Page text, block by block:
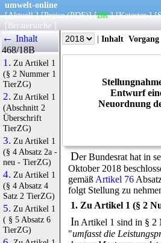
umwelt-online
[Aktuell] [Preise (PDF)] [BR] [Kataster] [
[ Beratersuche ]
|Info | Inhalt Vorgang
Entwurf
Neuordnung
Der Bundesrat hat in
Oktober 2018
gemäßArtikel 76
folgt Stellung zu
1. Zu Artikel 1 (§ 2
In Artikel 1 sind in § 2
"umfasst die
← Inhalt
468/18B
1. Zu Artikel 1
(§ 2 Nummer 1
TierZG)
2. Zu Artikel 1
(Abschnitt 2
Überschrift
TierZG)
3. Zu Artikel 1
(§ 4 Absatz 2a -
neu - TierZG)
4. Zu Artikel 1
(§ 4 Absatz 4
Satz 2 TierZG)
5. Zu Artikel 1
( § 5 Absatz 6
TierZG)